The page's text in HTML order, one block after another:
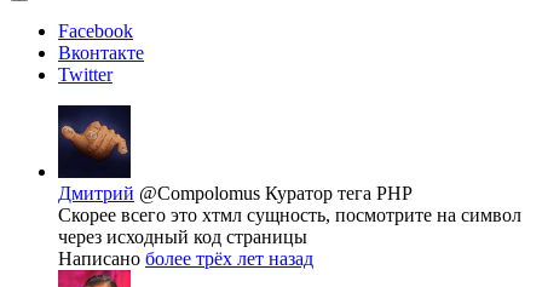
Facebook
Вконтакте
Twitter
Дмитрий @Compolomus Куратор тега PHP
Скорее всего это хтмл сущность, посмотрите на символ
через исходный код страницы
Написано более трёх лет назад